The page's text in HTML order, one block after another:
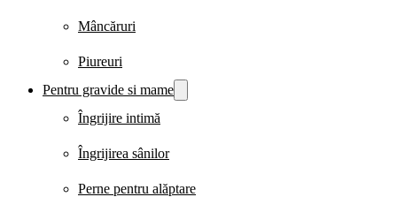
Mâncăruri
Piureuri
Pentru gravide si mame
Îngrijire intimă
Îngrijirea sânilor
Perne pentru alăptare